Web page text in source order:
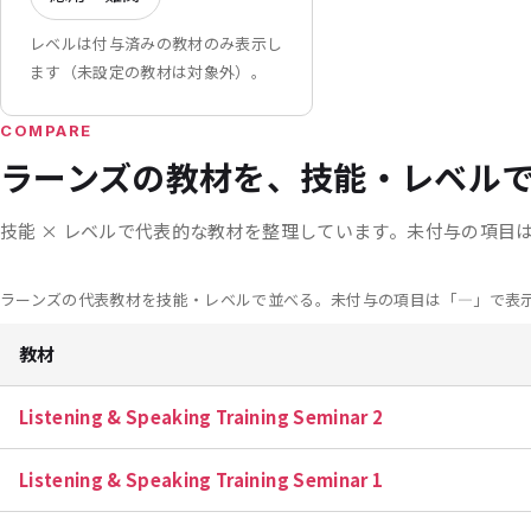
レベルは付与済みの教材のみ表示し
ます（未設定の教材は対象外）。
COMPARE
ラーンズの教材を、技能・レベル
技能 × レベルで代表的な教材を整理しています。 未付与の項目
ラーンズの代表教材を技能・レベルで並べる。未付与の項目は「—」で表
教材
Listening & Speaking Training Seminar 2
Listening & Speaking Training Seminar 1